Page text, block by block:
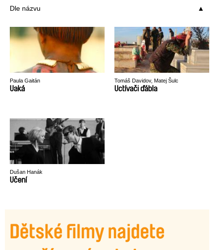
Dle názvu
Paula Gaitán
Uaká
Tomáš Davidov, Matej Šulc
Uctívači ďábla
Dušan Hanák
Učení